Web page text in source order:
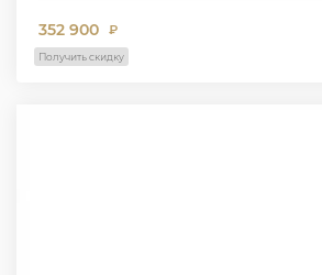
352 900 ₽
Получить скидку